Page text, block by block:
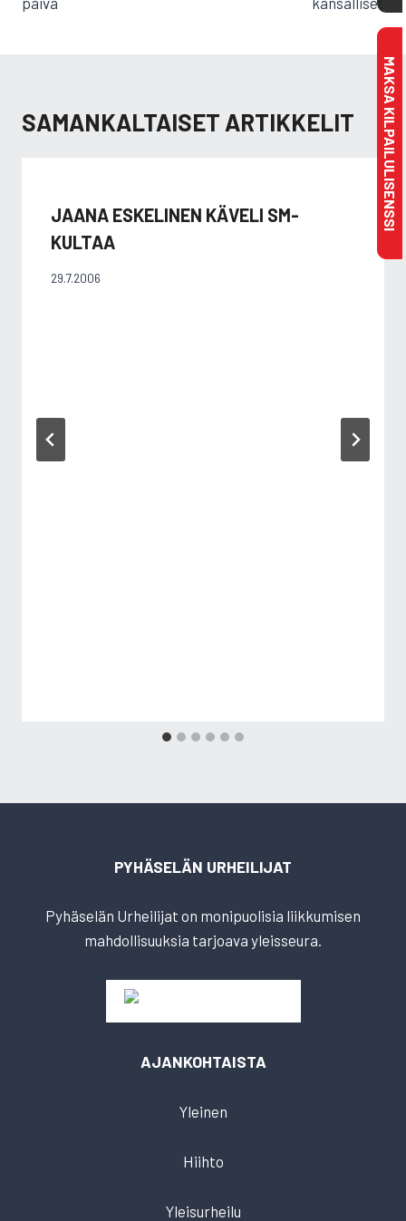
SAMANKALTAISET ARTIKKELIT
JAANA ESKELINEN KÄVELI SM-
KULTAA
29.7.2006
PYHÄSELÄN URHEILIJAT
Pyhäselän Urheilijat on monipuolisia liikkumisen
mahdollisuuksia tarjoava yleisseura.
AJANKOHTAISTA
Yleinen
Hiihto
Yleisurheilu
MAKSA KILPAILULISENSSI